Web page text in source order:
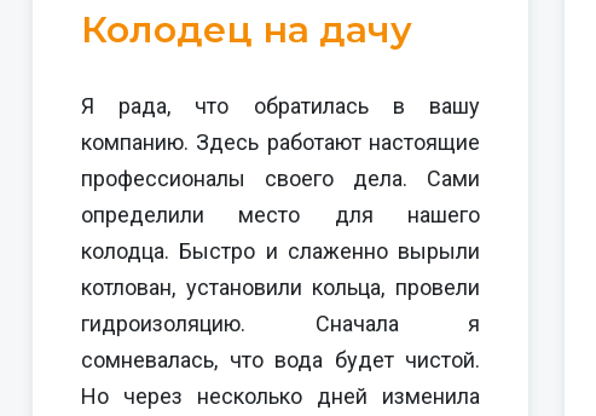
Колодец на дачу
Я рада, что обратилась в вашу
компанию. Здесь работают настоящие
профессионалы своего дела. Сами
определили место для нашего
колодца. Быстро и слаженно вырыли
котлован, установили кольца, провели
гидроизоляцию. Сначала я
сомневалась, что вода будет чистой.
Но через несколько дней изменила